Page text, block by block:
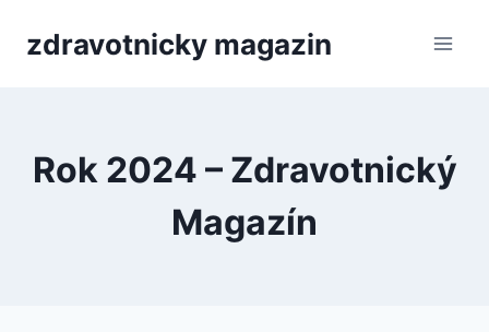
zdravotnicky magazin
Rok 2024 – Zdravotnický
Magazín